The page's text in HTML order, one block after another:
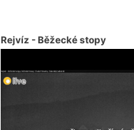
Rejvíz - Běžecké stopy